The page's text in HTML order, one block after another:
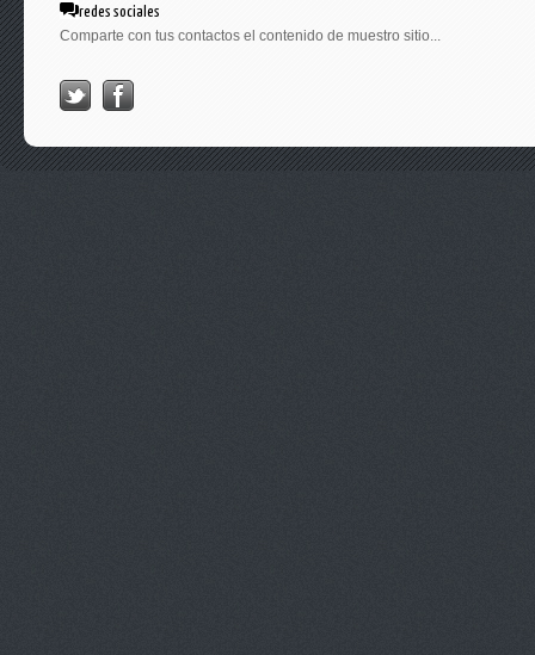
redes sociales
Comparte con tus contactos el contenido de muestro sitio...